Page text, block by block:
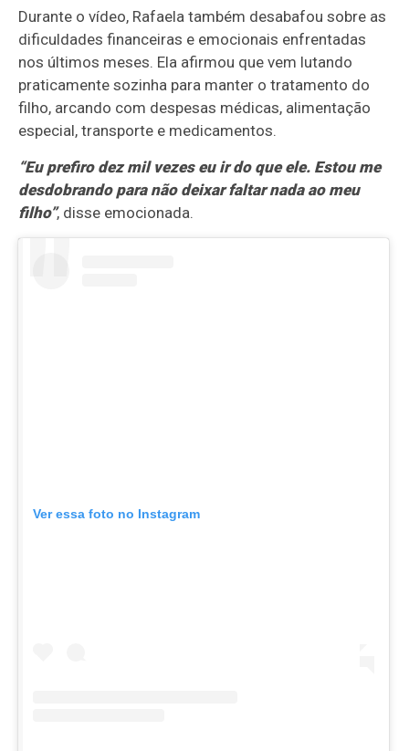
Durante o vídeo, Rafaela também desabafou sobre as
dificuldades financeiras e emocionais enfrentadas
nos últimos meses. Ela afirmou que vem lutando
praticamente sozinha para manter o tratamento do
filho, arcando com despesas médicas, alimentação
especial, transporte e medicamentos.
“Eu prefiro dez mil vezes eu ir do que ele. Estou me
desdobrando para não deixar faltar nada ao meu
filho”, disse emocionada.
Ver essa foto no Instagram